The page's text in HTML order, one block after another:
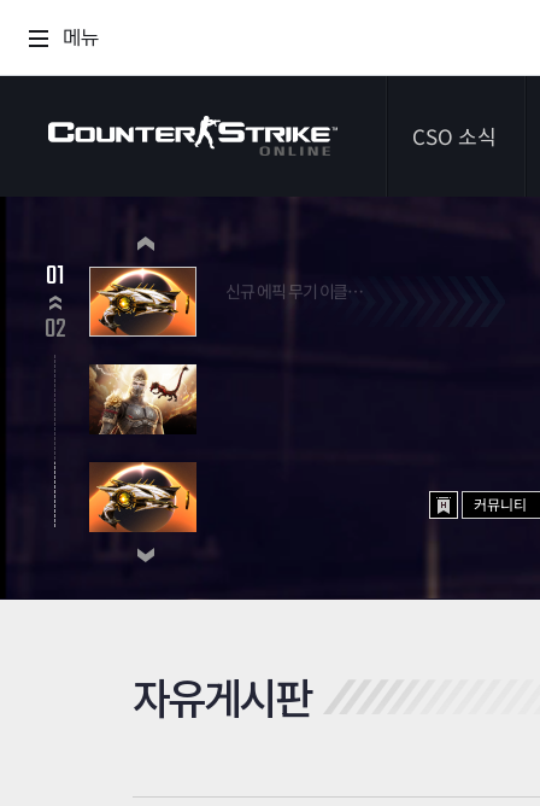
메뉴
CSO 소식
신규 에픽 무기 이클립스 시프터
01
02
커뮤니티
자유게시판